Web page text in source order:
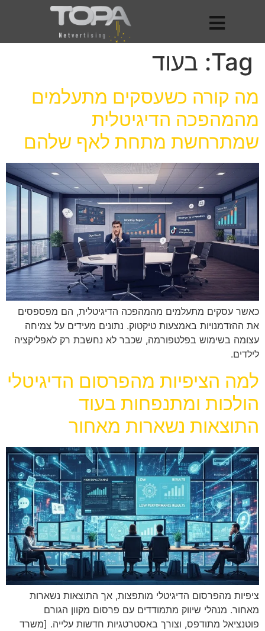
Tag: בעוד
מה קורה כשעסקים מתעלמים
מהמהפכה הדיגיטלית
שמתרחשת מתחת לאף שלהם
כאשר עסקים מתעלמים מהמהפכה הדיגיטלית, הם מפספסים
את ההזדמנויות באמצעות טיקטוק. נתונים מעידים על צמיחה
עצומה בשימוש בפלטפורמה, שכבר לא נחשבת רק לאפליקציה
לילדים.
למה הציפיות מהפרסום הדיגיטלי
הולכות ומתנפחות בעוד
התוצאות נשארות מאחור
ציפיות מהפרסום הדיגיטלי מותפצות, אך התוצאות נשארות
מאחור. מנהלי שיווק מתמודדים עם פרסום מקוון הגורם
פוטנציאל מתודפס, וצורך באסטרטגיות חדשות עלייה. [משרד